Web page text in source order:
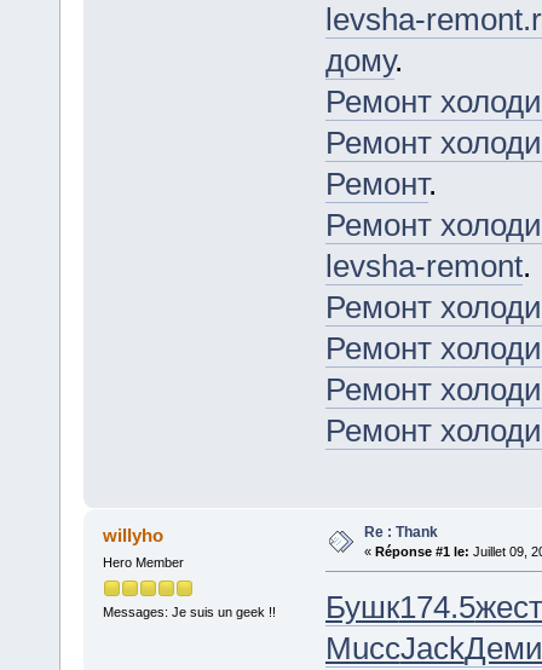
levsha-
дому.
Ремонт
Ремонт
Ремонт.
Ремонт
levsha-remont.
Ремонт
Ремонт
Ремонт
Ремонт
willyho
Hero Member
Messages: Je suis un geek !!
Re : Thank
« Réponse #1 le: Juillet 09,
Бушк174.5жест
MuccJackДеми